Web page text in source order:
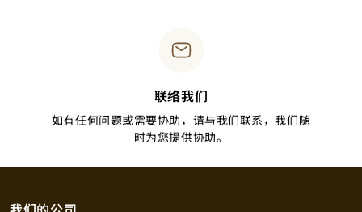
联络我们
如有任何问题或需要协助，请与我们联系，我们随
时为您提供协助。